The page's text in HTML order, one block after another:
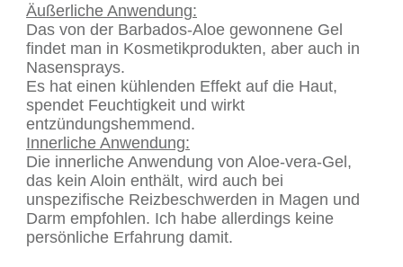
Äußerliche Anwendung:
Das von der Barbados-Aloe gewonnene Gel
findet man in Kosmetikprodukten, aber auch in
Nasensprays.
Es hat einen kühlenden Effekt auf die Haut,
spendet Feuchtigkeit und wirkt
entzündungshemmend.
Innerliche Anwendung:
Die innerliche Anwendung von Aloe-vera-Gel,
das kein Aloin enthält, wird auch bei
unspezifische Reizbeschwerden in Magen und
Darm empfohlen. Ich habe allerdings keine
persönliche Erfahrung damit.